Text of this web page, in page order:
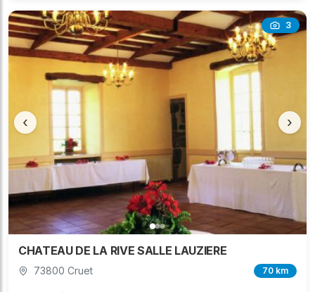
3
‹ ›
CHATEAU DE LA RIVE SALLE LAUZIERE
73800 Cruet 70 km